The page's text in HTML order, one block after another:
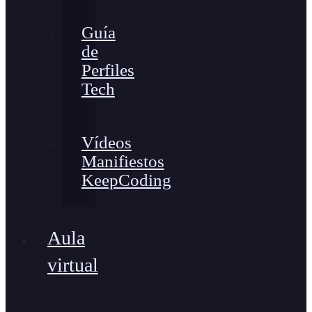
Guía
de
Perfiles
Tech
Vídeos
Manifiestos
KeepCoding
Aula
virtual